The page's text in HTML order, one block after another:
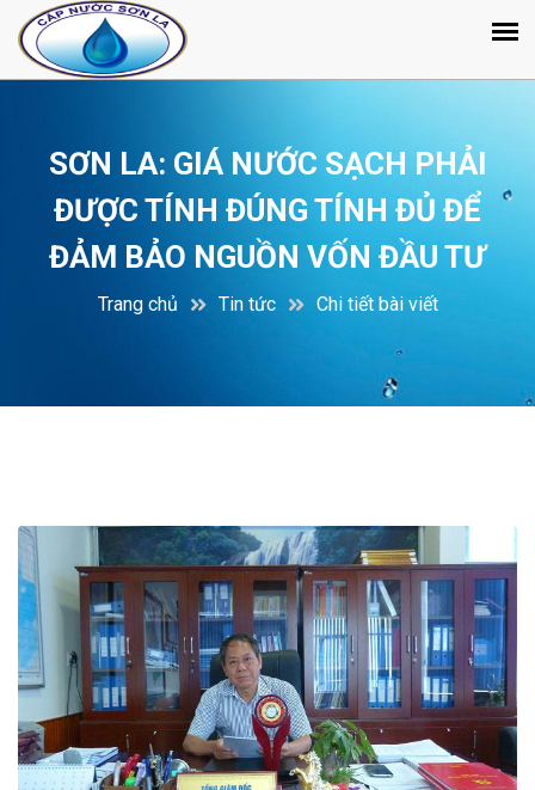
SƠN LA: GIÁ NƯỚC SẠCH PHẢI
ĐƯỢC TÍNH ĐÚNG TÍNH ĐỦ ĐỂ
ĐẢM BẢO NGUỒN VỐN ĐẦU TƯ
Trang chủ Tin tức Chi tiết bài viết